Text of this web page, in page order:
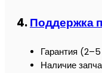
4.Поддержка
Гарантия
Наличие